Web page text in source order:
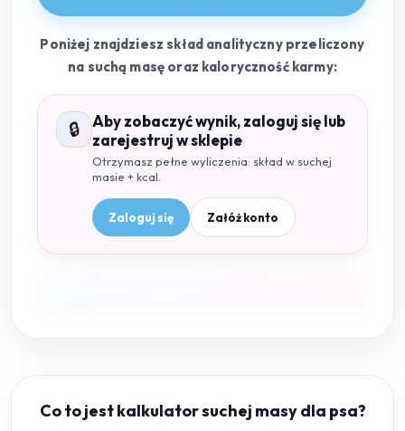
Poniżej znajdziesz skład analityczny przeliczony
na suchą masę oraz kaloryczność karmy:
🔒
Aby zobaczyć wynik, zaloguj się lub
zarejestruj w sklepie
Otrzymasz pełne wyliczenia: skład w suchej
masie + kcal.
Zaloguj się Załóż konto
Co to jest kalkulator suchej masy dla psa?